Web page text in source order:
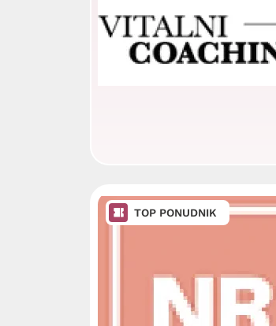
TOP PONUDNIK